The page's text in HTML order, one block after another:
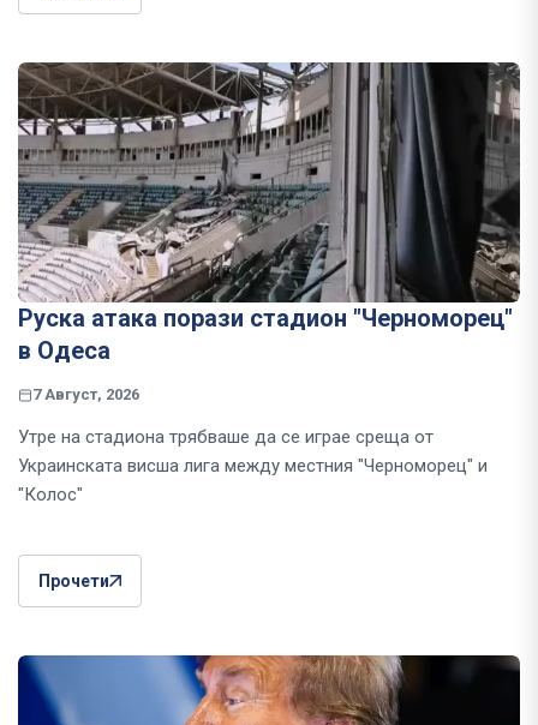
Руска атака порази стадион "Черноморец"
в Одеса
7 Август, 2026
Утре на стадиона трябваше да се играе среща от
Украинската висша лига между местния "Черноморец" и
"Колос"
Прочети